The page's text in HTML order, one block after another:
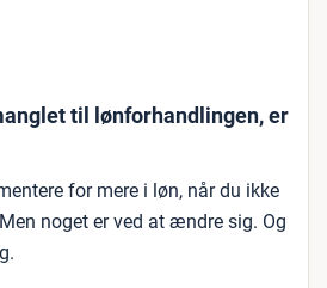
til lønforhandlingen, er
for mere i løn, når du ikke
noget er ved at ændre sig. Og